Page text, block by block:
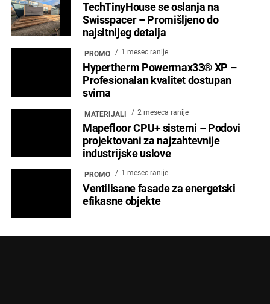
TechTinyHouse se oslanja na
Swisspacer – Promišljeno do
najsitnijeg detalja
PROMO 1 mesec ranije
Hypertherm Powermax33® XP –
Profesionalan kvalitet dostupan
svima
MATERIJALI 2 meseca ranije
Mapefloor CPU+ sistemi – Podovi
projektovani za najzahtevnije
industrijske uslove
PROMO 1 mesec ranije
Ventilisane fasade za energetski
efikasne objekte